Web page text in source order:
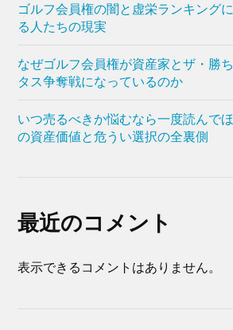
ゴルフ会員権の闇と虚栄ランキング
る人たちの現実
なぜゴルフ会員権が資産家とザ・勝
タス争奪戦になっているのか
いつ売るべきか悩むなら一度読んで
の資産価値と危うい選択の全裏側
最近のコメント
表示できるコメントはありません。